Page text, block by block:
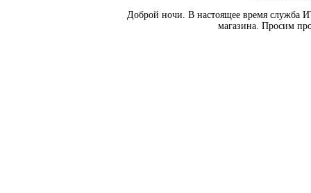
Доброй ночи. В настоящее время служба
магазина. Просим